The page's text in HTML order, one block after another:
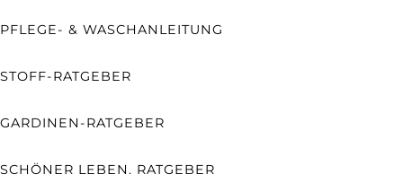
PFLEGE- & WASCHANLEITUNG
STOFF-RATGEBER
GARDINEN-RATGEBER
SCHÖNER LEBEN. RATGEBER